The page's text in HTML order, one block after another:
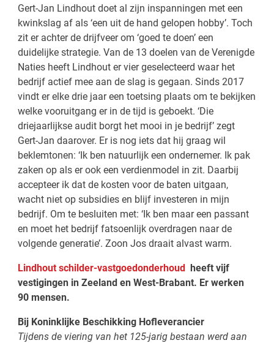
Gert-Jan Lindhout doet al zijn inspanningen met een
kwinkslag af als ‘een uit de hand gelopen hobby’. Toch
zit er achter de drijfveer om ‘goed te doen’ een
duidelijke strategie. Van de 13 doelen van de Verenigde
Naties heeft Lindhout er vier geselecteerd waar het
bedrijf actief mee aan de slag is gegaan. Sinds 2017
vindt er elke drie jaar een toetsing plaats om te bekijken
welke vooruitgang er in de tijd is geboekt. ‘Die
driejaarlijkse audit borgt het mooi in je bedrijf’ zegt
Gert-Jan daarover. Er is nog iets dat hij graag wil
beklemtonen: ‘Ik ben natuurlijk een ondernemer. Ik pak
zaken op als er ook een verdienmodel in zit. Daarbij
accepteer ik dat de kosten voor de baten uitgaan,
wacht niet op subsidies en blijf investeren in mijn
bedrijf. Om te besluiten met: ‘Ik ben maar een passant
en moet het bedrijf fatsoenlijk overdragen naar de
volgende generatie’. Zoon Jos draait alvast warm.
Lindhout schilder-vastgoedonderhoud heeft vijf
vestigingen in Zeeland en West-Brabant. Er werken
90 mensen.
Bij Koninklijke Beschikking Hofleverancier
Tijdens de viering van het 125-jarig bestaan werd aan